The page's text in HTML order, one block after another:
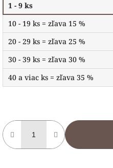
1 - 9 ks
10 - 19 ks = zľava 15 %
20 - 29 ks = zľava 25 %
30 - 39 ks = zľava 30 %
40 a viac ks = zľava 35 %